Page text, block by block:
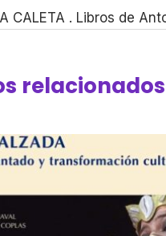
CALETA . Libros de
relacionados